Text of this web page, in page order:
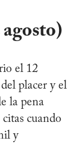
agosto)
el 12
placer y el
la pena
cuando
y